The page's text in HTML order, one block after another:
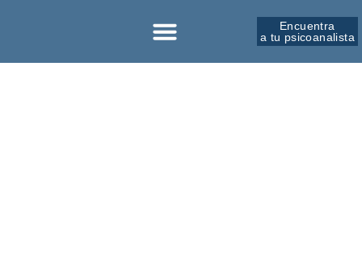
Encuentra
a tu psicoanalista